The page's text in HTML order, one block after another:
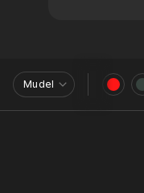
Mudel